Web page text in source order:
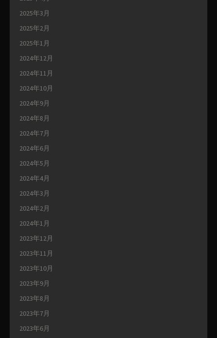
2025年3月
2025年2月
2025年1月
2024年12月
2024年11月
2024年10月
2024年9月
2024年8月
2024年7月
2024年6月
2024年5月
2024年4月
2024年3月
2024年2月
2024年1月
2023年12月
2023年11月
2023年10月
2023年9月
2023年8月
2023年7月
2023年6月